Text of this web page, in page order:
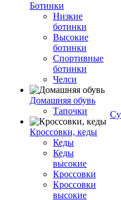
Ботинки
Низкие
ботинки
Высокие
ботинки
Спортивные
ботинки
Челси
Домашняя обувь
Тапочки
Кроссовки, кеды
Кеды
Кеды
высокие
Кроссовки
Кроссовки
высокие